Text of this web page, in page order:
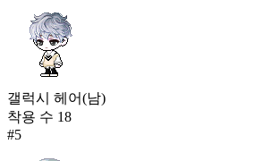
갤럭시 헤어(남)
착용 수 18
#5